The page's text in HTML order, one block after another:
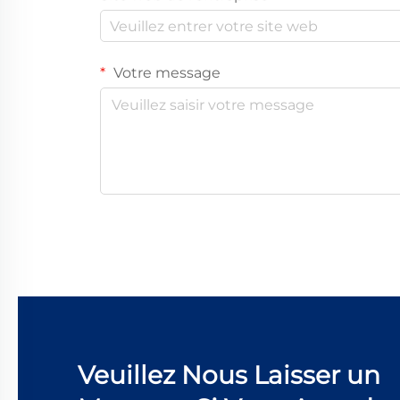
Votre message
Veuillez Nous Laisser un